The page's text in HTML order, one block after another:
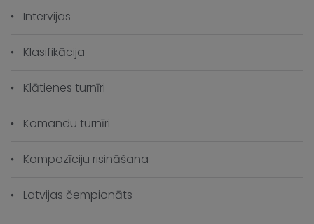
Intervijas
Klasifikācija
Klātienes turnīri
Komandu turnīri
Kompozīciju risināšana
Latvijas čempionāts